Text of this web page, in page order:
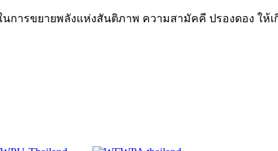
นการขยายพลังแห่งสันติภาพ ความสามัคคี ปรองดอง ใ